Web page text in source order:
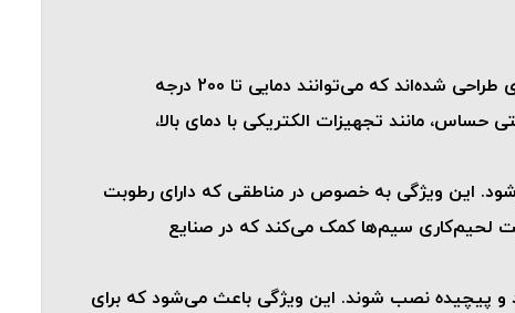
: یکی از مهم‌ترین ویژگی‌های سیم‌های افشان نسوز، تحمل دماهای بالا است. این سیم‌ها به گونه‌ای طراحی شده‌اند که می‌توانند دمایی تا 200 درجه
مانند تجهیزات الکتریکی با دمای بالا،
این ویژگی به خصوص در مناطقی که دارای رطوبت
لحیم‌کاری سیم‌ها کمک می‌کند که در صنایع
و پیچیده نصب شوند. این ویژگی باعث می‌شود که برای